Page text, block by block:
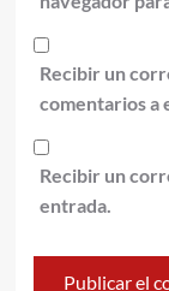
Recibir un
comentarios a
Recibir un
entrada.